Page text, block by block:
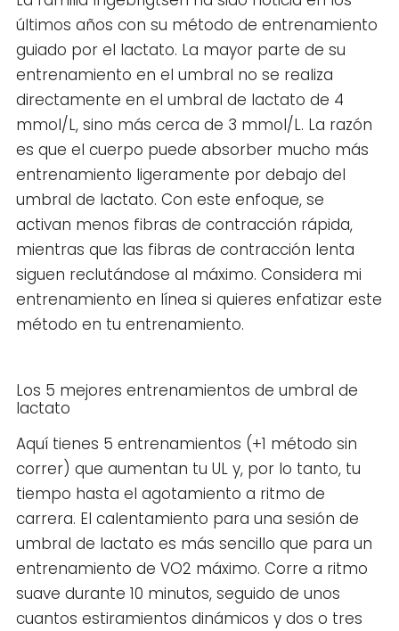
últimos años con su método de entrenamiento
guiado por el lactato. La mayor parte de su
entrenamiento en el umbral no se realiza
directamente en el umbral de lactato de 4
mmol/L, sino más cerca de 3 mmol/L. La razón
es que el cuerpo puede absorber mucho más
entrenamiento ligeramente por debajo del
umbral de lactato. Con este enfoque, se
activan menos fibras de contracción rápida,
mientras que las fibras de contracción lenta
siguen reclutándose al máximo. Considera mi
entrenamiento en línea si quieres enfatizar este
método en tu entrenamiento.
Los 5 mejores entrenamientos de umbral de
lactato
Aquí tienes 5 entrenamientos (+1 método sin
correr) que aumentan tu UL y, por lo tanto, tu
tiempo hasta el agotamiento a ritmo de
carrera. El calentamiento para una sesión de
umbral de lactato es más sencillo que para un
entrenamiento de VO2 máximo. Corre a ritmo
suave durante 10 minutos, seguido de unos
cuantos estiramientos dinámicos y dos o tres